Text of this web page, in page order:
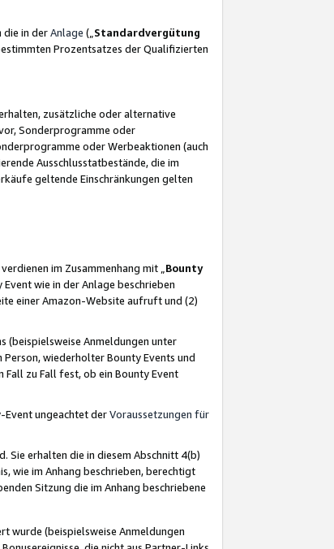
die in derAnlage („ Standardvergütung
Prozentsatzes der Qualifizierten
zusätzliche oder alternative
Sonderprogramme oder
oder Werbeaktionen (auch
Ausschlusstatbestände, die im
geltende Einschränkungen gelten
im Zusammenhang mit „ Bounty
wie in der Anlage beschrieben
einer Amazon-Website aufruft und (2)
(beispielsweise Anmeldungen unter
wiederholter Bounty Events und
zu Fall fest, ob ein Bounty Event
Event ungeachtet derVoraussetzungen für
Sie erhalten die in diesem Abschnitt 4(b)
wie im Anhang beschrieben, berechtigt
Sitzung die im Anhang beschriebene
wurde (beispielsweise Anmeldungen